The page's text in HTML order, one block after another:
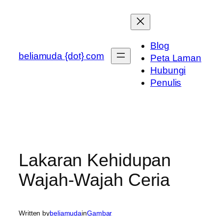
beliamuda {dot} com
Blog
Peta Laman
Hubungi
Penulis
Lakaran Kehidupan
Wajah-Wajah Ceria
Written bybeliamudainGambar